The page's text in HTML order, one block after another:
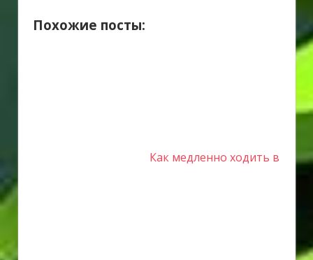
Похожие посты:
Как медленно ходить в